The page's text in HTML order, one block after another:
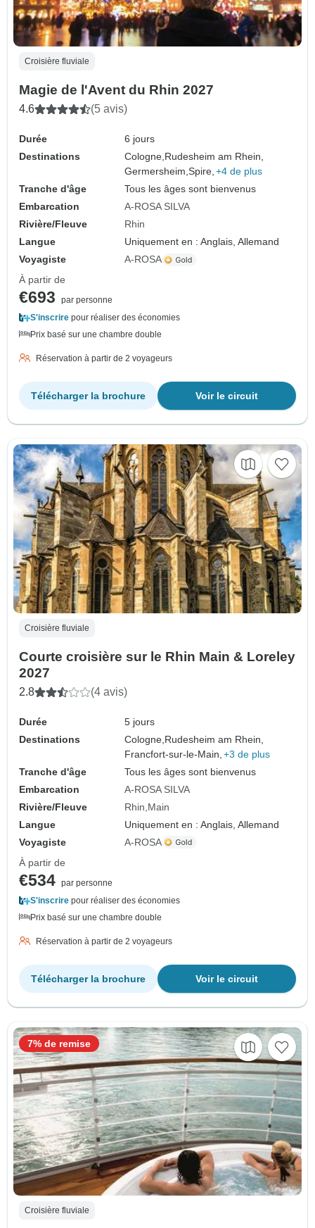
Croisière fluviale
Magie de l'Avent du Rhin 2027
4.6 (5 avis)
Durée
6 jours
Destinations
Cologne,Rudesheim am Rhein,
Germersheim,Spire, +4 de plus
Tranche d'âge
Tous les âges sont bienvenus
Embarcation
A-ROSA SILVA
Rivière/Fleuve
Rhin
Langue
Uniquement en : Anglais, Allemand
Voyagiste
A-ROSA
À partir de
€693
par personne
S'inscrire pour réaliser des économies
Prix basé sur une chambre double
Réservation à partir de 2 voyageurs
Voir le circuit
Télécharger la brochure
Croisière fluviale
Courte croisière sur le Rhin Main & Loreley
2027
2.8 (4 avis)
Durée
5 jours
Destinations
Cologne, Rudesheim am Rhein,
Francfort-sur-le-Main, +3 de plus
Tranche d'âge
Tous les âges sont bienvenus
Embarcation
A-ROSA SILVA
Rivière/Fleuve
Rhin Main
Langue
Uniquement en : Anglais, Allemand
Voyagiste
A-ROSA
À partir de
€534 par personne
S'inscrire pour réaliser des économies
Prix basé sur une chambre double
Réservation à partir de 2 voyageurs
Voir le circuit
Télécharger la brochure
Croisière fluviale
7% de remise